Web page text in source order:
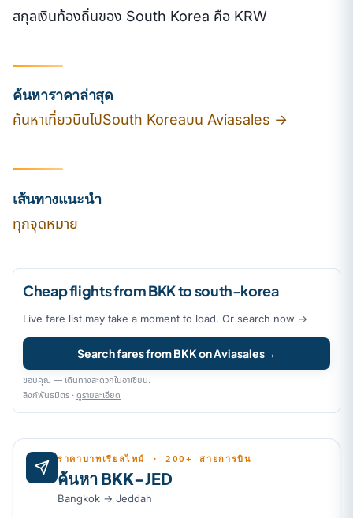
สกุลเงินท้องถิ่นของ South Korea คือ KRW
ค้นหาราคาล่าสุด
ค้นหาเที่ยวบินไปSouth Koreaบน Aviasales →
เส้นทางแนะนำ
ทุกจุดหมาย
Cheap flights from BKK to south-korea
Live fare list may take a moment to load. Or search now →
Search fares from BKK on Aviasales→
ขอบคุณ — เดินทางสะดวกในอาเซียน.
ลิงก์พันธมิตร · ดูรายละเอียด
ราคาบาทเรียลไทม์ · 200+ สายการบิน
ค้นหา BKK–JED
Bangkok → Jeddah